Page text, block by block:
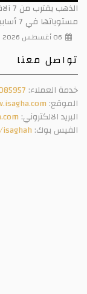
مستوياتها في 7 أسابيع وسط توقعات بالوصول إلى 5000 دولار
06 أغسطس 2026
تواصل معنا
خدمة العملاء:
الموقع:
البريد الالكتروني:
الفيس بوك: